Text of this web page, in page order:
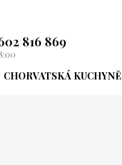
816 869
CHORVATSKÁ KUCHYNĚ